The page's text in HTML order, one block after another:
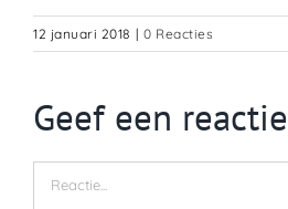
12 januari 2018 | 0 Reacties
Geef een reactie
Reactie